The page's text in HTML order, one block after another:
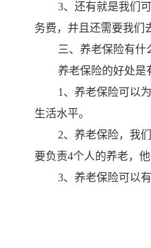
3、还有就是我们
务费，并且还需要我们
三、养老保险有什
养老保险的好处是
1、养老保险可以
生活水平。
2、养老保险，我
要负责4个人的养老，
3、养老保险可以